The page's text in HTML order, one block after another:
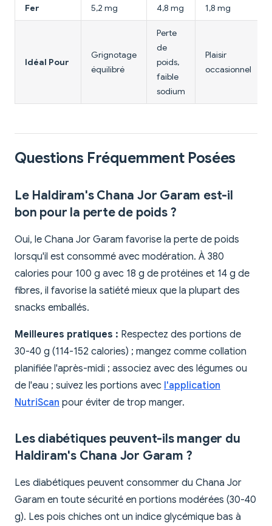
Fer 5,2 mg 4,8 mg 1,8 mg
Idéal Pour
Grignotage
équilibré
Perte
de
poids,
faible
sodium
Plaisir
occasionnel
Questions Fréquemment Posées
Le Haldiram's Chana Jor Garam est-il
bon pour la perte de poids ?
Oui, le Chana Jor Garam favorise la perte de poids
lorsqu'il est consommé avec modération. À 380
calories pour 100 g avec 18 g de protéines et 14 g de
fibres, il favorise la satiété mieux que la plupart des
snacks emballés.
Meilleures pratiques : Respectez des portions de
30-40 g (114-152 calories) ; mangez comme collation
planifiée l'après-midi ; associez avec des légumes ou
de l'eau ; suivez les portions avec l'application
NutriScan pour éviter de trop manger.
Les diabétiques peuvent-ils manger du
Haldiram's Chana Jor Garam ?
Les diabétiques peuvent consommer du Chana Jor
Garam en toute sécurité en portions modérées (30-40
g). Les pois chiches ont un indice glycémique bas à